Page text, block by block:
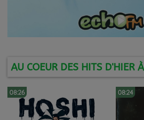
AU COEUR DES HITS D'HIER
08:26 08:24